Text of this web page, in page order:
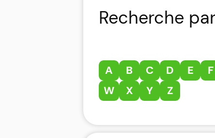
Recherche
A B C D E F
W
X Y Z